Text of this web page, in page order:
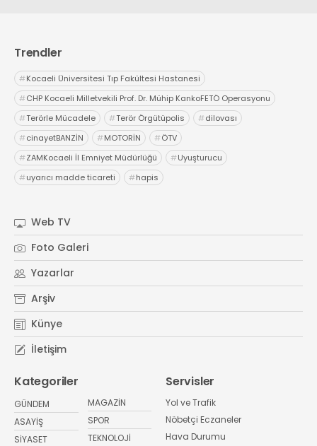
Trendler
#Kocaeli Üniversitesi Tıp Fakültesi Hastanesi
#CHP Kocaeli Milletvekili Prof. Dr. Mühip KankoFETÖ Operasyonu
#Terörle Mücadele #Terör Örgütüpolis #dilovası
#cinayetBANZİN #MOTORİN #ÖTV
#ZAMKocaeli İl Emniyet Müdürlüğü #Uyuşturucu
#uyarıcı madde ticareti #hapis
Web TV
Foto Galeri
Yazarlar
Arşiv
Künye
İletişim
Kategoriler
GÜNDEM
ASAYİŞ
SİYASET
MAGAZİN
SPOR
TEKNOLOJİ
Servisler
Yol ve Trafik
Nöbetçi Eczaneler
Hava Durumu